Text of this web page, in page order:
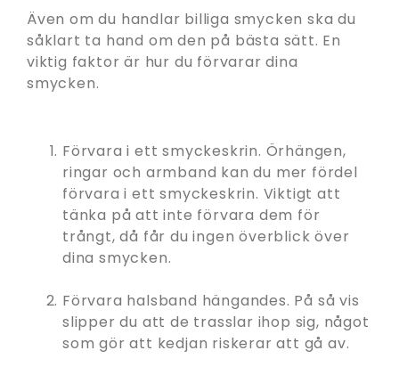
Även om du handlar billiga smycken ska du
såklart ta hand om den på bästa sätt. En
viktig faktor är hur du förvarar dina
smycken.
Förvara i ett smyckeskrin. Örhängen,
ringar och armband kan du mer fördel
förvara i ett smyckeskrin. Viktigt att
tänka på att inte förvara dem för
trångt, då får du ingen överblick över
dina smycken.
Förvara halsband hängandes. På så vis
slipper du att de trasslar ihop sig, något
som gör att kedjan riskerar att gå av.